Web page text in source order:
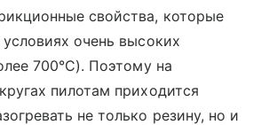
свойства, которые
очень высоких
700°C). Поэтому на
пилотам приходится
не только резину, но и